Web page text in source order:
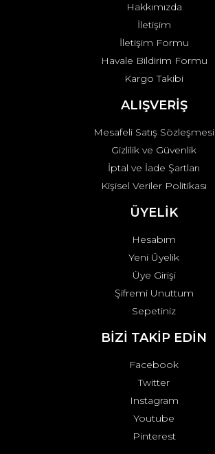
Hakkımızda
İletişim
İletişim Formu
Havale Bildirim Formu
Kargo Takibi
ALIŞVERİŞ
Mesafeli Satış Sözleşmesi
Gizlilik ve Güvenlik
İptal ve İade Şartları
Kişisel Veriler Politikası
ÜYELİK
Hesabım
Yeni Üyelik
Üye Girişi
Şifremi Unuttum
Sepetiniz
BİZİ TAKİP EDİN
Facebook
Twitter
Instagram
Youtube
Pinterest